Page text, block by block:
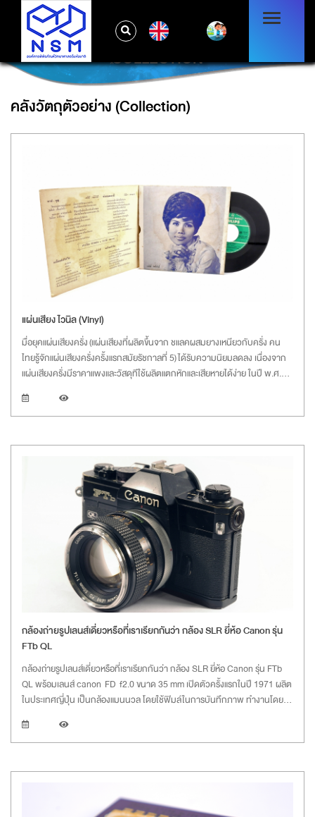
COLLECTION
คลังวัตถุตัวอย่าง (Collection)
แผ่นเสียง ไวนิล (Vinyl)
มื่อยุคแผ่นเสียงครั่ง (แผ่นเสียงที่ผลิตขึ้นจาก ชแลคผสมยางเหนียวกับครั่ง คน
ไทยรู้จักแผ่นเสียงครั่งครั้งแรกสมัยรัชกาลที่ 5) ได้รับความนิยมลดลง เนื่องจาก
แผ่นเสียงครั่งมีราคาแพงและวัสดุทีใช้ผลิตแตกหักและเสียหายได้ง่าย ในปี พ.ศ.
กล้องถ่ายรูปเลนส์เดี่ยวหรือที่เราเรียกกันว่า กล้อง SLR ยี่ห้อ Canon รุ่น
FTb QL
กล้องถ่ายรูปเลนส์เดี่ยวหรือที่เราเรียกกันว่า กล้อง SLR ยี่ห้อ Canon รุ่น FTb
QL พร้อมเลนส์ canon FD f2.0 ขนาด 35 mm เปิดตัวครั้งแรกในปี 1971 ผลิต
ในประเทศญี่ปุ่น เป็นกล้องแมนนวล โดยใช้ฟิมล์ในการบันทึกภาพ ทำงานโดยไม่
นี้ไม่ผลิตแล้ว